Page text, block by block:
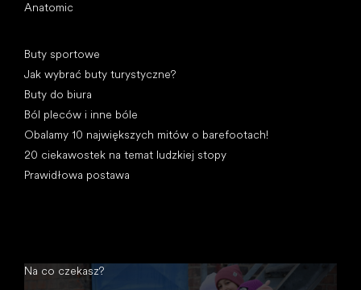
Anatomic
Buty sportowe
Jak wybrać buty turystyczne?
Buty do biura
Ból pleców i inne bóle
Obalamy 10 największych mitów o barefootach!
20 ciekawostek na temat ludzkiej stopy
Prawidłowa postawa
Na co czekasz?